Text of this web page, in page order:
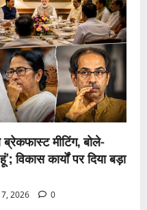
ब्रेकफास्ट मीटिंग, बोले-
विकास कार्यों पर दिया बड़ा
2026 0